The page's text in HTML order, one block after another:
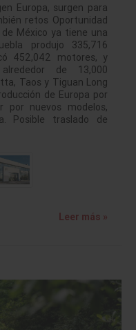
Europa, surgen para
retos Oportunidad
México ya tiene una
produjo 335,716
452,042 motores, y
de 13,000
Taos y Tiguan Long
de Europa por
por nuevos modelos,
Posible traslado de
Leer más »